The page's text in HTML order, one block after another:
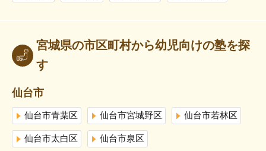
宮城県の市区町村から幼児向けの塾を探
す
仙台市
仙台市青葉区 仙台市宮城野区 仙台市若林区
仙台市太白区 仙台市泉区